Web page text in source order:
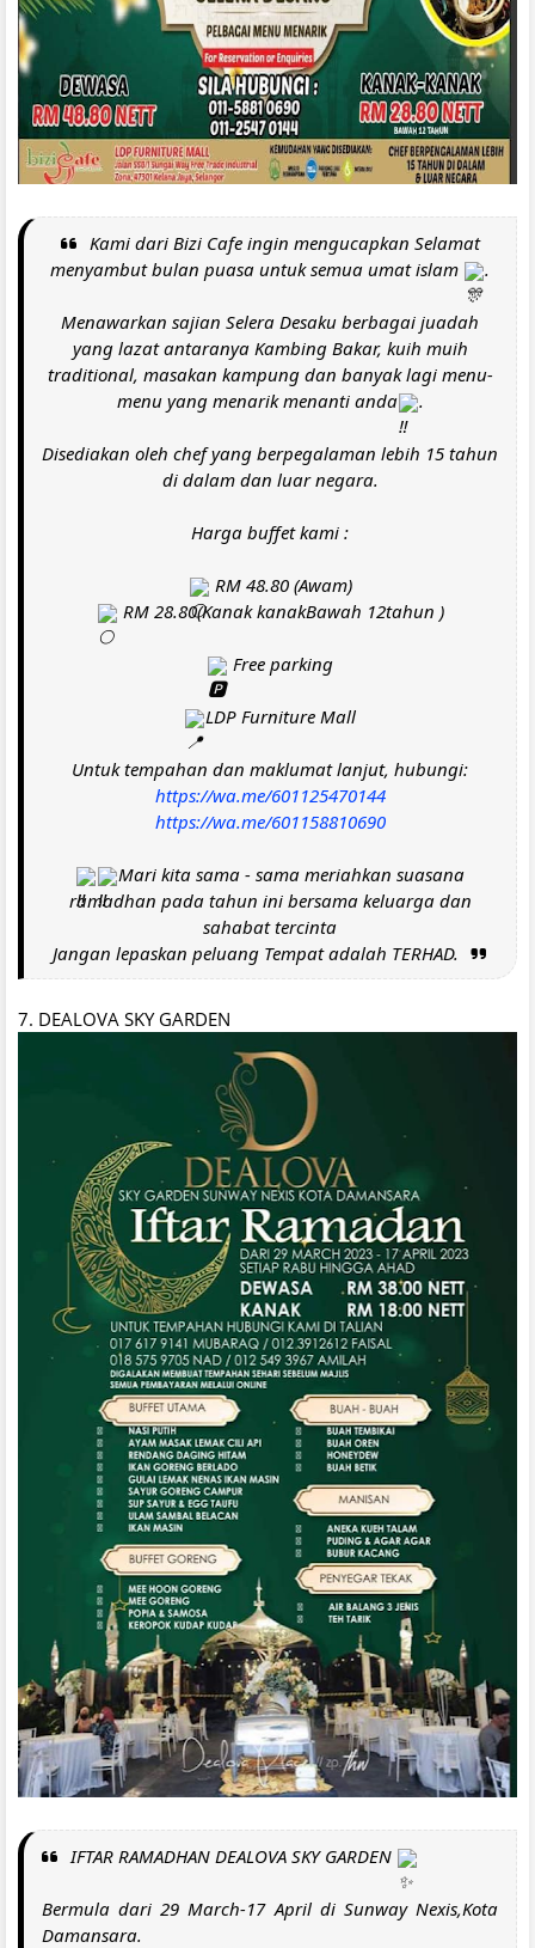
Kami dari Bizi Cafe ingin mengucapkan Selamat
menyambut bulan puasa untuk semua umat islam
.
Menawarkan sajian Selera Desaku berbagai juadah
yang lazat antaranya Kambing Bakar, kuih muih
traditional, masakan kampung dan banyak lagi menu-
menu yang menarik menanti anda
.
Disediakan oleh chef yang berpegalaman lebih 15 tahun
di dalam dan luar negara.
Harga buffet kami :
RM 48.80 (Awam)
RM 28.80(Kanak kanakBawah 12tahun )
Free parking
LDP Furniture Mall
Untuk tempahan dan maklumat lanjut, hubungi:
https://wa.me/601125470144
https://wa.me/601158810690
Mari kita sama - sama meriahkan suasana
ramadhan pada tahun ini bersama keluarga dan
sahabat tercinta
Jangan lepaskan peluang Tempat adalah TERHAD.
7. DEALOVA SKY GARDEN
IFTAR RAMADHAN DEALOVA SKY GARDEN
Bermula dari 29 March-17 April di Sunway Nexis,Kota
Damansara.